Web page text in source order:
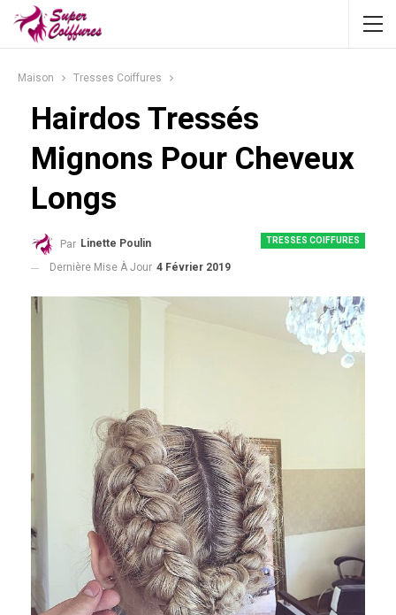
Maison Tresses Coiffures
Hairdos Tressés
Mignons Pour Cheveux
Longs
TRESSES COIFFURES
Par Linette Poulin
Dernière Mise À Jour 4 Février 2019